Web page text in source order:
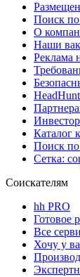
Поиск
О
Наши
Реклама
Каталог
Поиск по
Сетка:
Соискателям
hh PRO
Готовое
Все
Хочу у